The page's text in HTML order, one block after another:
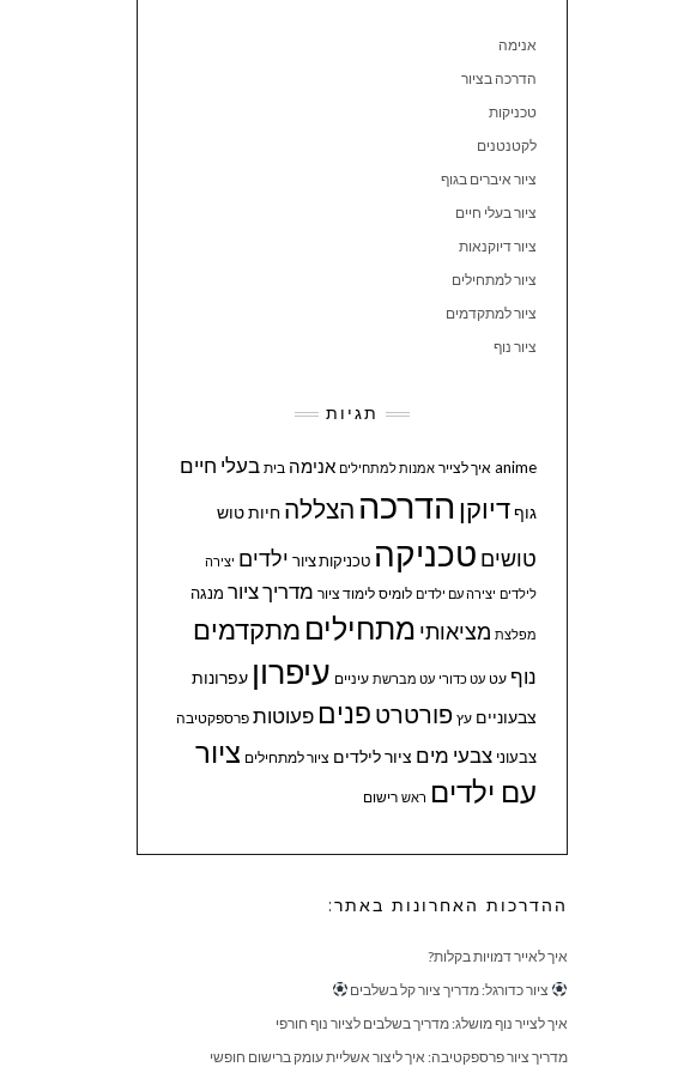
אנימה
הדרכה בציור
טכניקות
לקטנטנים
ציור איברים בגוף
ציור בעלי חיים
ציור דיוקנאות
ציור למתחילים
ציור למתקדמים
ציור נוף
תגיות
anime איך לצייר אמנות למתחילים אנימה בית בעלי חיים
גוףדיוקן הדרכה הצללה חיותטוש
טושים טכניקה טכניקות ציור ילדים יצירה
לילדים יצירה עם ילדים לומיס לימוד ציור מדריך ציור מנגה
מפלצת מציאותי מתחילים מתקדמים
נוף עט עט כדורי עט מברשת עיניים עיפרון עפרונות
צבעוניים עץ פורטרט פנים פעוטות פרספקטיבה
צבעוני צבעי מים ציור לילדים ציור למתחילים ציור
עם ילדים ראש רישום
ההדרכות האחרונות באתר:
איך לאייר דמויות בקלות?
ציור כדורגל: מדריך ציור קל בשלבים
איך לצייר נוף מושלג: מדריך בשלבים לציור נוף חורפי
מדריך ציור פרספקטיבה: איך ליצור אשליית עומק ברישום חופשי